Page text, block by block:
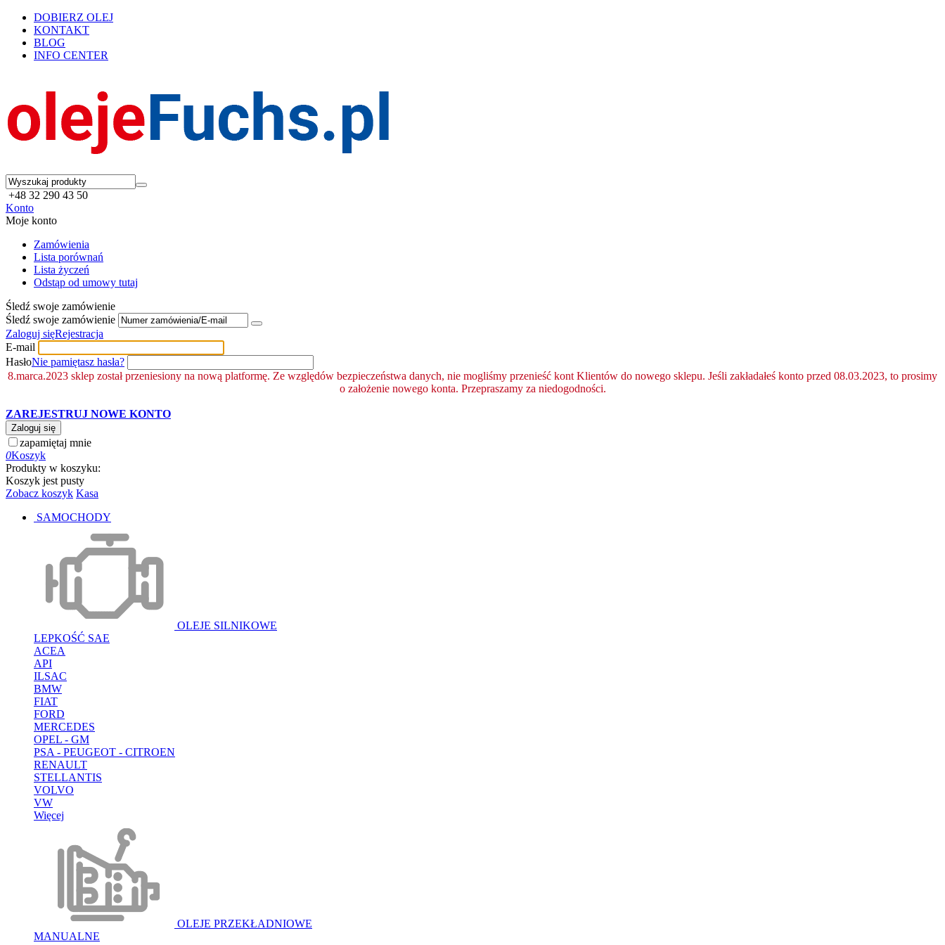
DOBIERZ OLEJ
KONTAKT
BLOG
INFO CENTER
+48 32 290 43 50
Konto
Moje konto
Zamówienia
Lista porównań
Lista życzeń
Odstąp od umowy tutaj
Śledź swoje zamówienie
Śledź swoje zamówienie
Zaloguj sięRejestracja
E-mail
HasłoNie pamiętasz hasła?
8.marca.2023 sklep został przeniesiony na nową platformę. Ze względów bezpieczeństwa danych, nie mogliśmy przenieść kont Klientów do nowego sklepu. Jeśli zakładałeś konto przed 08.03.2023, to prosimy
o założenie nowego konta. Przepraszamy za niedogodności.
ZAREJESTRUJ NOWE KONTO
Zaloguj się
zapamiętaj mnie
0Koszyk
Produkty w koszyku:
Koszyk jest pusty
Zobacz koszyk Kasa
SAMOCHODY
OLEJE SILNIKOWE
LEPKOŚĆ SAE
ACEA
API
ILSAC
BMW
FIAT
FORD
MERCEDES
OPEL - GM
PSA - PEUGEOT - CITROEN
RENAULT
STELLANTIS
VOLVO
VW
Więcej
OLEJE PRZEKŁADNIOWE
MANUALNE